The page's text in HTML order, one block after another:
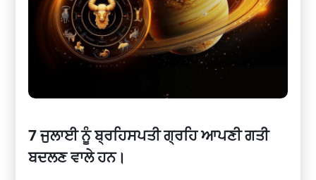
7 ਜੁਲਾਈ ਨੂੰ ਬ੍ਰਹਿਸਪਤੀ ਗ੍ਰਹਿ ਆਪਣੀ ਗਤੀ
ਬਦਲਣ ਵਾਲੇ ਹਨ।